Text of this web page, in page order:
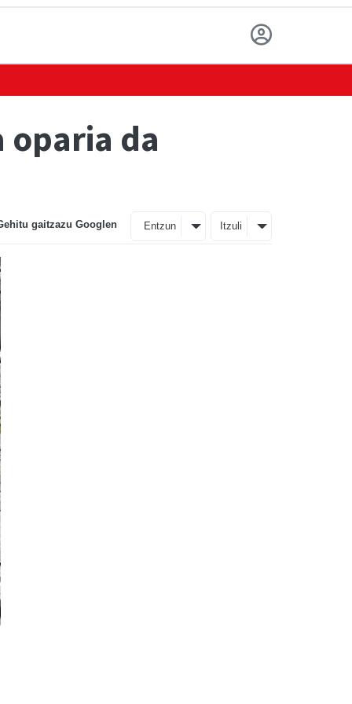
da
gaitzazu Googlen Entzun Itzuli